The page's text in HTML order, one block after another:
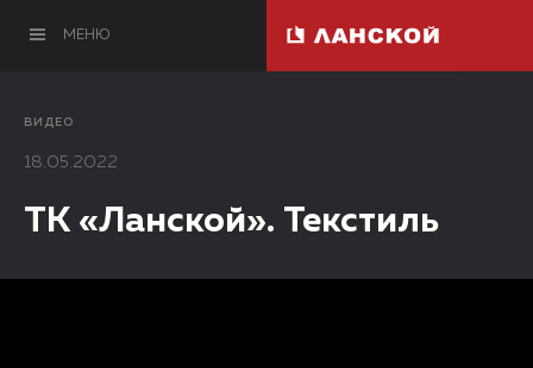
МЕНЮ
ВИДЕО
18.05.2022
ТК «Ланской». Текстиль